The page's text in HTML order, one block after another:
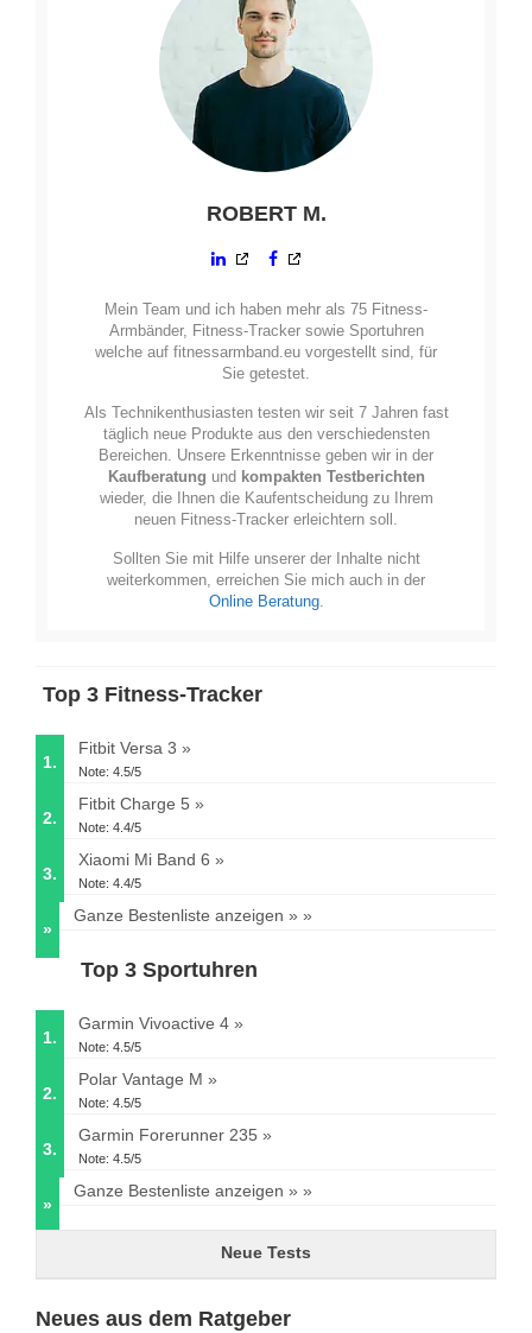
ROBERT M.
Mein Team und ich haben mehr als 75 Fitness-
Armbänder, Fitness-Tracker sowie Sportuhren
welche auf fitnessarmband.eu vorgestellt sind, für
Sie getestet.
Als Technikenthusiasten testen wir seit 7 Jahren fast
täglich neue Produkte aus den verschiedensten
Bereichen. Unsere Erkenntnisse geben wir in der
Kaufberatung und kompakten Testberichten
wieder, die Ihnen die Kaufentscheidung zu Ihrem
neuen Fitness-Tracker erleichtern soll.
Sollten Sie mit Hilfe unserer der Inhalte nicht
weiterkommen, erreichen Sie mich auch in der
Online Beratung.
Top 3 Fitness-Tracker
1.
Fitbit Versa 3
Note: 4.5/5
2.
Fitbit Charge 5
Note: 4.4/5
3.
Xiaomi Mi Band 6
Note: 4.4/5
»
Ganze Bestenliste anzeigen »
Top 3 Sportuhren
1.
Garmin Vivoactive 4
Note: 4.5/5
2.
Polar Vantage M
Note: 4.5/5
3.
Garmin Forerunner 235
Note: 4.5/5
»
Ganze Bestenliste anzeigen »
Neue Tests
Neues aus dem Ratgeber